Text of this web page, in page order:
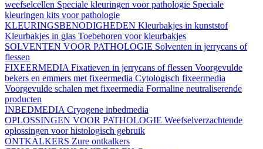
weefselcellen Speciale kleuringen voor pathologie Speciale
kleuringen kits voor pathologie
KLEURINGSBENODIGHEDEN Kleurbakjes in kunststof
Kleurbakjes in glas Toebehoren voor kleurbakjes
SOLVENTEN VOOR PATHOLOGIE Solventen in jerrycans of
flessen
FIXEERMEDIA Fixatieven in jerrycans of flessen Voorgevulde
bekers en emmers met fixeermedia Cytologisch fixeermedia
Voorgevulde schalen met fixeermedia Formaline neutraliserende
producten
INBEDMEDIA Cryogene inbedmedia
OPLOSSINGEN VOOR PATHOLOGIE Weefselverzachtende
oplossingen voor histologisch gebruik
ONTKALKERS Zure ontkalkers